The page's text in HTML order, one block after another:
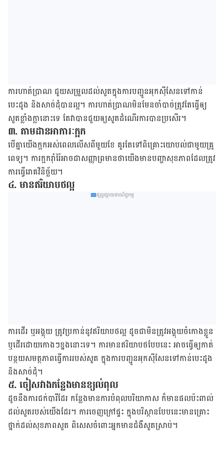
ការ​ហាត់​ប្រាណ​ ជួយ​សម្រួល​ដល់​សួត​ក្នុង​ការ​បញ្ជូន​អុកស៊ីសែន​ទៅ​កាន់​
បេះដូង និង​សាច់​ដុំ​បាន​ល្អ​។ ការ​ហាត់​ប្រាណ​មិន​មែន​ចាំ​បាច់​ត្រូវ​តែ​ធ្វើ​ឲ្យ​
សួត​ខ្លាំង​ក្លា​នោះ​ទេ តែ​វា​បាន​ជួយ​ឲ្យ​សួតដំណើរ​ការ​បាន​ប្រសើរ​។
៣. តាម​ដាន​អាការៈ​ក្អក​
បើ​គ្នា​យើង​ក្អក​អស់​ពេល​លើស​ពី​មួយ​ខែ គួរ​តែ​ទៅ​ពិគ្រោះ​យោបល់​ជាមួយ​គ្រូ
ពេទ្យ​។ ការ​ក្អក​រ៉ាំរ៉ៃ​អាច​ជា​សញ្ញា​ព្រមាន​ថា​យើង​មាន​បញ្ហា​សុខ​ភាព​ដែល​ត្រូវ​
ការ​ធ្វើ​រោគ​វិនិច្ឆ័យ​។
៤. មាន​ឥរិយាបថ​ល្អ
ផ្សព្វផ្សាយពាណិជ្ជកម្ម
ការ​ដើរ ឬ​អង្គុយ ត្រូវ​ប្រ​កាន់​នូ​វ​ឥរិយាបថ​ល្អ​ ដូច​ជា​មិន​ត្រូវ​អង្គុយ​ចំកោង​ខ្លួន
ឬ​ដើរ​ដោយ​កោងៗ​ខ្នង​នោះ​ទេ​។ ការ​មាន​ឥរិយាបថ​បែប​នេះ អាច​ធ្វើ​ឲ្យ​កាត់​
បន្ថយ​សមត្ថ​ភាព​ធ្វើ​ការ​របស់​សួត ក្នុង​ការ​បញ្ជូន​អុកស៊ីសែន​ទៅ​កាន់​បេះដូង
និង​សាច់ដុំ​។
៥. ចៀស​វាង​កន្លែង​មាន​ខ្យល់​ពុល
ដូច​នឹង​ការ​ជក់​បារី​ដែរ កន្លែង​មាន​ការ​បំពុល​បរិយាកាស ក៏​មាន​ផល​ប៉ះពាល់​
ដល់​សួត​របស់​យើង​ដែរ​។ ការ​ចេញ​ក្រៅ​ផ្ទះ ក្នុង​បរិស្ថាន​បែប​នេះ​មាន​គ្រោះ​
ថ្នាក់​ដល់​សុខ​ភាព​សួត ពិសេស​ចំពោះ​អ្នក​មាន​ជំងឺសួត​ស្រាប់​។